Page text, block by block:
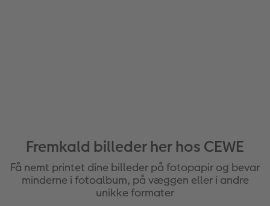
Fremkald billeder her hos CEWE
Få nemt printet dine billeder på fotopapir og bevar
minderne i fotoalbum, på væggen eller i andre
unikke formater